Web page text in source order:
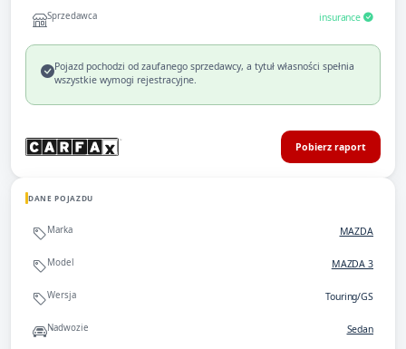
Sprzedawca insurance
Pojazd pochodzi od zaufanego sprzedawcy, a tytuł własności spełnia
wszystkie wymogi rejestracyjne.
Pobierz raport
DANE POJAZDU
Marka MAZDA
Model MAZDA 3
Wersja Touring/GS
Nadwozie Sedan